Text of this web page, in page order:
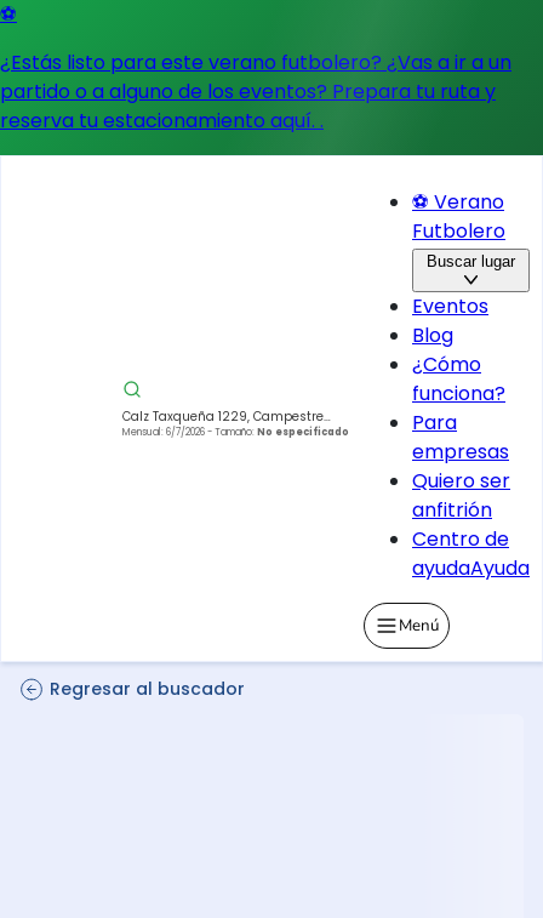
⚽
¿Estás listo para este verano futbolero? ¿Vas a ir a un
partido o a alguno de los eventos? Prepara tu ruta y
reserva tu estacionamiento aquí. .
Calz Taxqueña 1229, Campestre
Churubusco, Coyoacán, 04200
Mensual: 6/7/2026- Tamaño: No especificado
⚽ Verano
Futbolero
Buscar lugar
Eventos
Blog
¿Cómo
funciona?
Para
empresas
Quiero ser
anfitrión
Centro de
ayudaAyuda
Menú
Regresar al buscador